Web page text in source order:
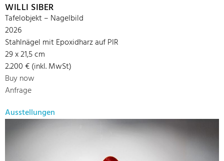
WILLI SIBER
Tafelobjekt – Nagelbild
2026
Stahlnägel mit Epoxidharz auf PIR
29 x 21,5 cm
2.200 € (inkl. MwSt)
Buy now
Anfrage
Ausstellungen